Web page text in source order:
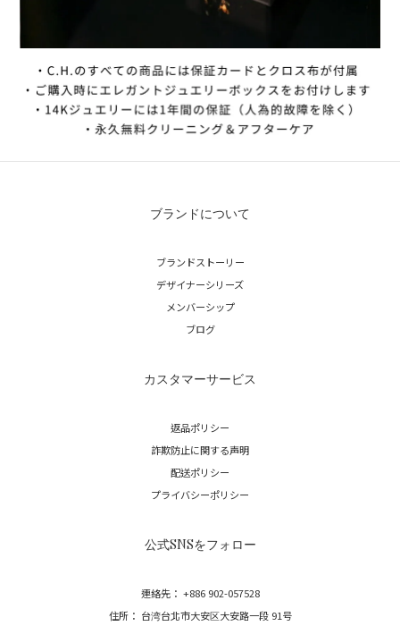
ブランドについて
ブランドストーリー
デザイナーシリーズ
メンバーシップ
ブログ
カスタマーサービス
返品ポリシー
詐欺防止に関する声明
配送ポリシー
プライバシーポリシー
公式SNSをフォロー
連絡先： +886 902-057528
住所： 台湾台北市大安区大安路一段 91号